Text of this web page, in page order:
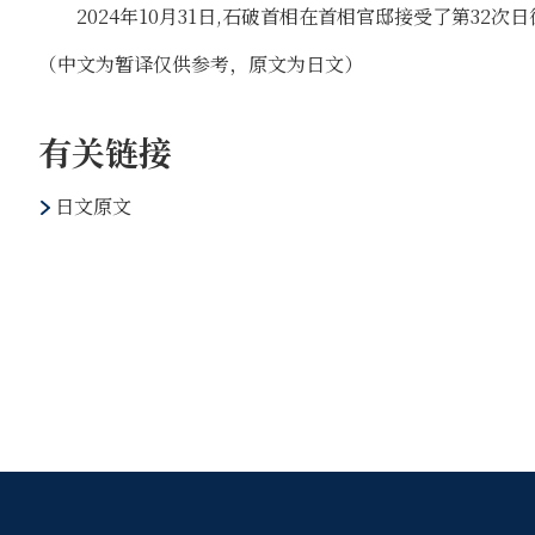
2024年10月31日,石破首相在首相官邸接受了第32次日
（中文为暂译仅供参考，原文为日文）
有关链接
日文原文